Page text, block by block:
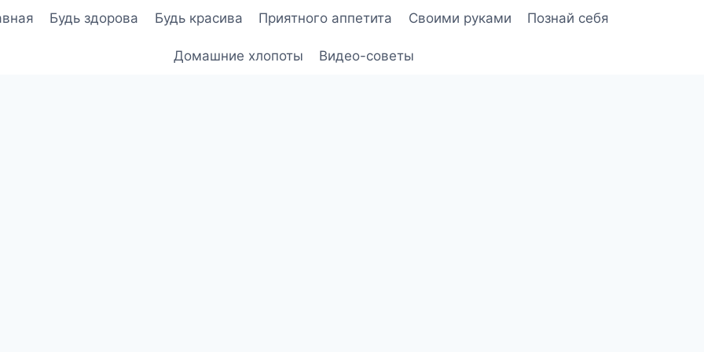
Будь здорова Будь красива Приятного аппетита Своими руками Познай себя
Домашние хлопоты Видео-советы